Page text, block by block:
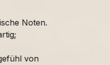
Noten.
von